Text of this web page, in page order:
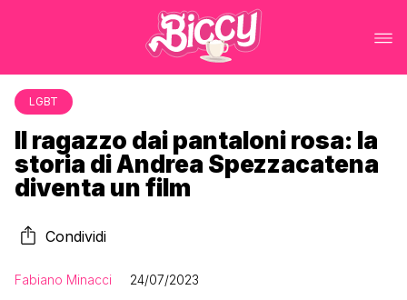
LGBT
Il ragazzo dai pantaloni rosa: la
storia di Andrea Spezzacatena
diventa un film
Condividi
Fabiano Minacci 24/07/2023